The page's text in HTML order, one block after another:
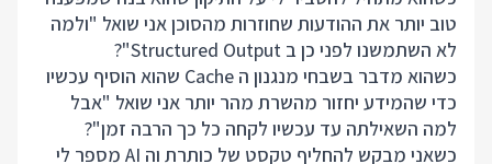
טוב יותר את ההודעות שחוזרות מהסוכן אני שואל "ולמה
לא השתמשנו לפני כן ב Structured Output"?
כשהוא מדבר בשבחי מנגנון ה Cache שהוא הוסיף עכשיו
כדי שהמידע יחזור מהשרת מהר יותר אני שואל "אבל
למה השאילתה עד עכשיו לקחה כל כך הרבה זמן"?
כשאני מבקש להחליף טקסט של כותרת וה AI מספר לי